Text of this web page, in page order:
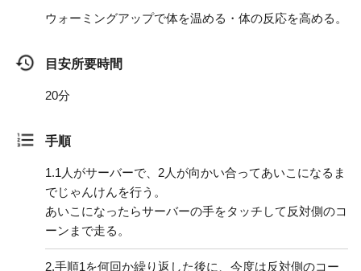
ウォーミングアップで体を温める・体の反応を高める。
目安所要時間
20分
手順
1.1人がサーバーで、2人が向かい合ってあいこになるま
でじゃんけんを行う。
あいこになったらサーバーの手をタッチして反対側のコ
ーンまで走る。
2.手順1を何回か繰り返した後に、今度は反対側のコー